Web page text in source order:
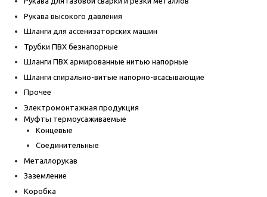
Рукава высокого давления
Шланги для ассенизаторских машин
Трубки ПВХ безнапорные
Шланги ПВХ армированные нитью напорные
Шланги спирально-витые напорно-всасывающие
Прочее
Электромонтажная продукция
Муфты термоусаживаемые
Концевые
Соединительные
Металлорукав
Заземление
Коробка